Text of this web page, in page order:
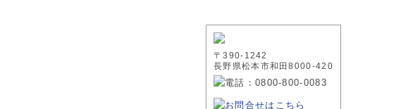
〒390-1242
長野県松本市和田8000-420